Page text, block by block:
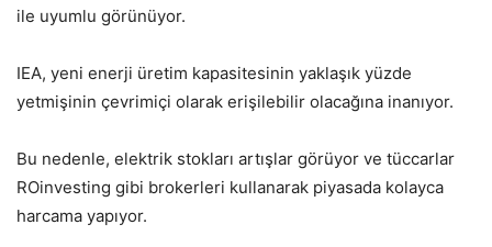
ile uyumlu görünüyor.
IEA, yeni enerji üretim kapasitesinin yaklaşık yüzde
yetmişinin çevrimiçi olarak erişilebilir olacağına inanıyor.
Bu nedenle, elektrik stokları artışlar görüyor ve tüccarlar
ROinvesting gibi brokerleri kullanarak piyasada kolayca
harcama yapıyor.